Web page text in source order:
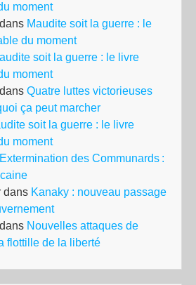
moment
dans Maudite soit la guerre : le
du moment
soit la guerre : le livre
moment
dans Quatre luttes victorieuses
ça peut marcher
soit la guerre : le livre
moment
des Communards :
dans Kanaky : nouveau passage
dans Nouvelles attaques de
flottille de la liberté